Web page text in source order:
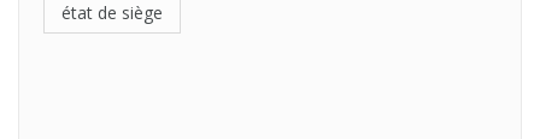
état de siège